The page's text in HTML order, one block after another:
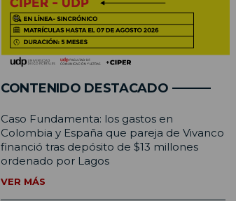
CONTENIDO DESTACADO
Caso Fundamenta: los gastos en
Colombia y España que pareja de Vivanco
financió tras depósito de $13 millones
ordenado por Lagos
VER MÁS